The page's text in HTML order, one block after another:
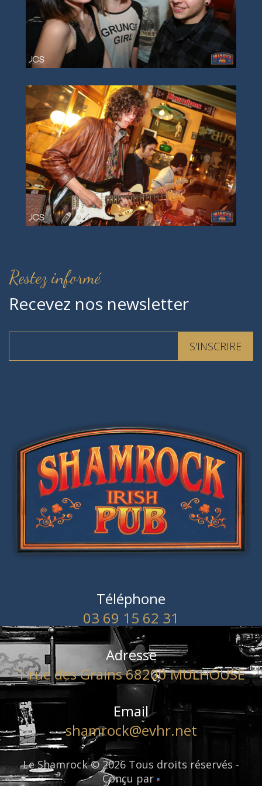
Restez informé
Recevez nos newsletter
Téléphone
03 69 15 62 31
Adresse
1 rue des Grains 68200 MULHOUSE
Email
shamrock@evhr.net
Le Shamrock © 2026 Tous droits réservés -
Conçu par